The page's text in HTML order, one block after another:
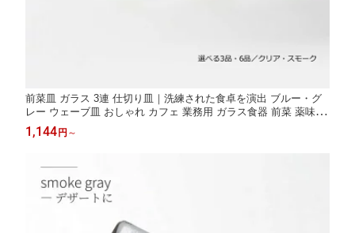
前菜皿 ガラス 3連 仕切り皿｜洗練された食卓を演出 ブルー・グ
レー ウェーブ皿 おしゃれ カフェ 業務用 ガラス食器 前菜 薬味皿
小皿
1,144円 ～